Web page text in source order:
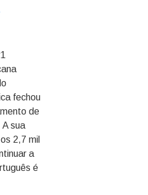
fechou
de
A sua
2,7 mil
a
é